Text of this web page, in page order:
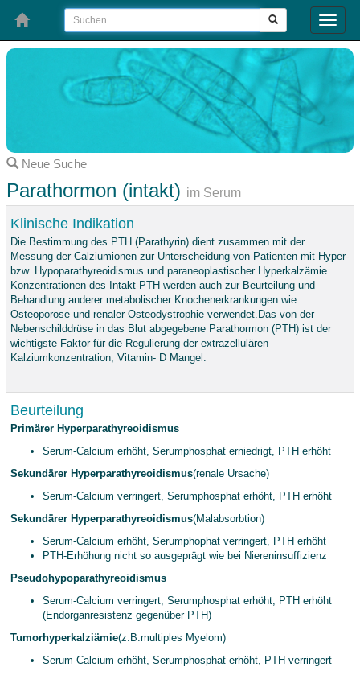
Toggle
Neue Suche
Parathormon (intakt) im Serum
Klinische Indikation
Die Bestimmung des PTH (Parathyrin) dient zusammen mit der
Messung der Calziumionen zur Unterscheidung von Patienten mit Hyper-
bzw. Hypoparathyreoidismus und paraneoplastischer Hyperkalzämie.
Konzentrationen des Intakt-PTH werden auch zur Beurteilung und
Behandlung anderer metabolischer Knochenerkrankungen wie
Osteoporose und renaler Osteodystrophie verwendet.Das von der
Nebenschilddrüse in das Blut abgegebene Parathormon (PTH) ist der
wichtigste Faktor für die Regulierung der extrazellulären
Kalziumkonzentration, Vitamin- D Mangel.
Beurteilung
Primärer Hyperparathyreoidismus
Serum-Calcium erhöht, Serumphosphat erniedrigt, PTH erhöht
Sekundärer Hyperparathyreoidismus(renale Ursache)
Serum-Calcium verringert, Serumphosphat erhöht, PTH erhöht
Sekundärer Hyperparathyreoidismus(Malabsorbtion)
Serum-Calcium erhöht, Serumphophat verringert, PTH erhöht
PTH-Erhöhung nicht so ausgeprägt wie bei Niereninsuffizienz
Pseudohypoparathyreoidismus
Serum-Calcium verringert, Serumphosphat erhöht, PTH erhöht
(Endorganresistenz gegenüber PTH)
Tumorhyperkalziämie(z.B.multiples Myelom)
Serum-Calcium erhöht, Serumphosphat erhöht, PTH verringert